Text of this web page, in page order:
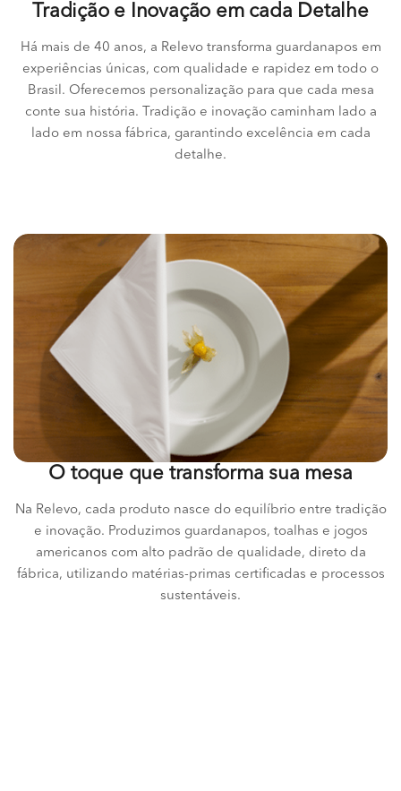
Tradição e Inovação em cada Detalhe
Há mais de 40 anos, a Relevo transforma guardanapos em
experiências únicas, com qualidade e rapidez em todo o
Brasil. Oferecemos personalização para que cada mesa
conte sua história. Tradição e inovação caminham lado a
lado em nossa fábrica, garantindo excelência em cada
detalhe.
O toque que transforma sua mesa
Na Relevo, cada produto nasce do equilíbrio entre tradição
e inovação. Produzimos guardanapos, toalhas e jogos
americanos com alto padrão de qualidade, direto da
fábrica, utilizando matérias-primas certificadas e processos
sustentáveis.